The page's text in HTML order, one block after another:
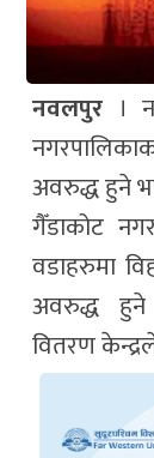
नवलपुर ।
अवरुद्ध हुने
गैँडाकोट
वडाहरुमा
अवरुद्ध हुने
वितरण